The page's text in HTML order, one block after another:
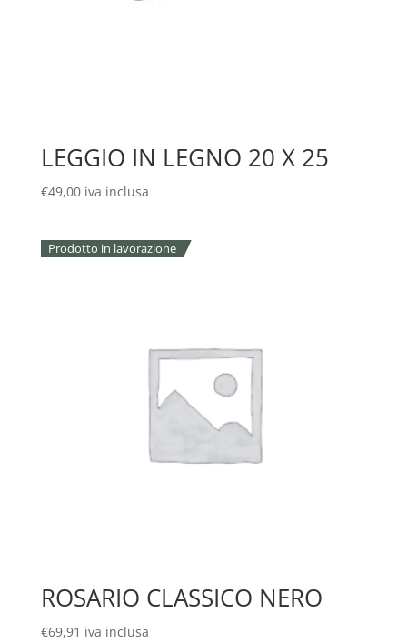
LEGGIO IN LEGNO 20 X 25
€49,00 iva inclusa
Prodotto in lavorazione
ROSARIO CLASSICO NERO
€69,91 iva inclusa